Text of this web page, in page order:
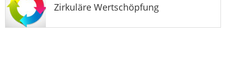
Zirkuläre Wertschöpfung